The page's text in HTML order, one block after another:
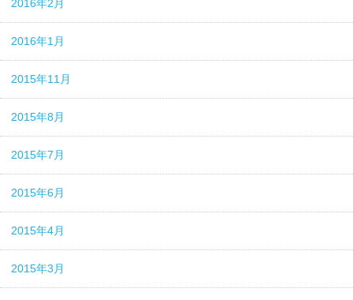
2016年2月
2016年1月
2015年11月
2015年8月
2015年7月
2015年6月
2015年4月
2015年3月